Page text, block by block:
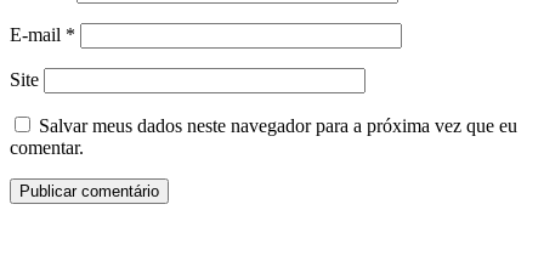
E-mail *
Site
Salvar meus dados neste navegador para a próxima vez que eu
comentar.